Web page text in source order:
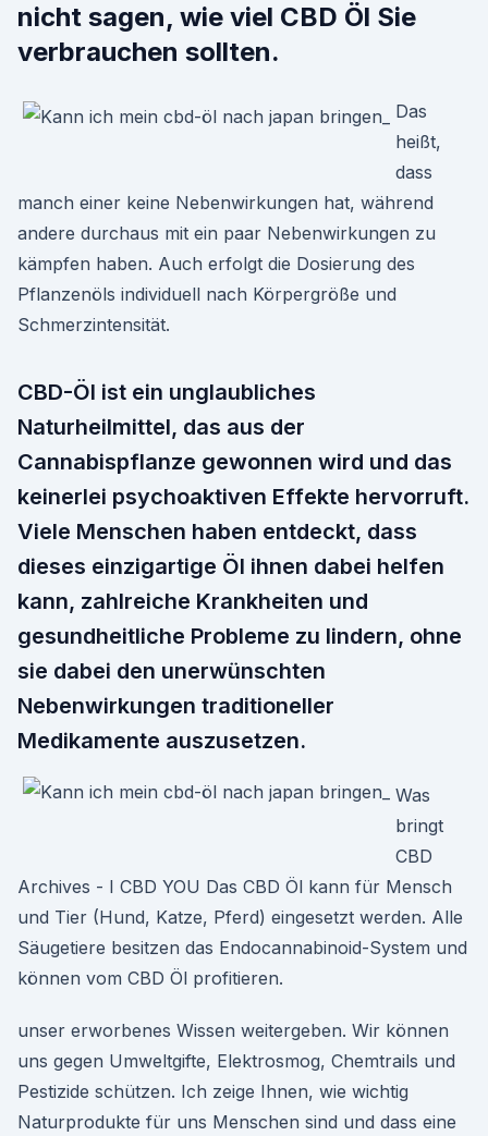
nicht sagen, wie viel CBD Öl Sie
verbrauchen sollten.
Das
heißt,
dass
manch einer keine Nebenwirkungen hat, während
andere durchaus mit ein paar Nebenwirkungen zu
kämpfen haben. Auch erfolgt die Dosierung des
Pflanzenöls individuell nach Körpergröße und
Schmerzintensität.
CBD-Öl ist ein unglaubliches
Naturheilmittel, das aus der
Cannabispflanze gewonnen wird und das
keinerlei psychoaktiven Effekte hervorruft.
Viele Menschen haben entdeckt, dass
dieses einzigartige Öl ihnen dabei helfen
kann, zahlreiche Krankheiten und
gesundheitliche Probleme zu lindern, ohne
sie dabei den unerwünschten
Nebenwirkungen traditioneller
Medikamente auszusetzen.
Was
bringt
CBD
Archives - I CBD YOU Das CBD Öl kann für Mensch
und Tier (Hund, Katze, Pferd) eingesetzt werden. Alle
Säugetiere besitzen das Endocannabinoid-System und
können vom CBD Öl profitieren.
unser erworbenes Wissen weitergeben. Wir können
uns gegen Umweltgifte, Elektrosmog, Chemtrails und
Pestizide schützen. Ich zeige Ihnen, wie wichtig
Naturprodukte für uns Menschen sind und dass eine